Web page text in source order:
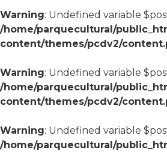
Warning: Undefined variable
/home/parquecultural/
content/themes/pcdv2/
Warning: Undefined variable
/home/parquecultural/
content/themes/pcdv2/
Warning: Undefined variable
/home/parquecultural/